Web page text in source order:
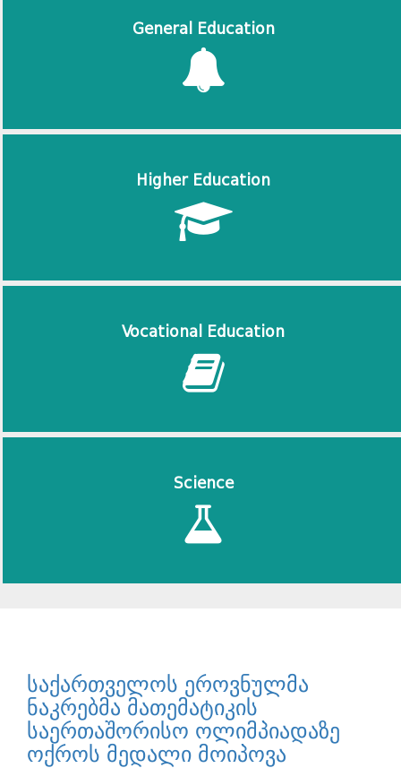
General Education
Higher Education
Vocational Education
Science
საქართველოს ეროვნულმა
ნაკრებმა მათემატიკის
საერთაშორისო ოლიმპიადაზე
ოქროს მედალი მოიპოვა